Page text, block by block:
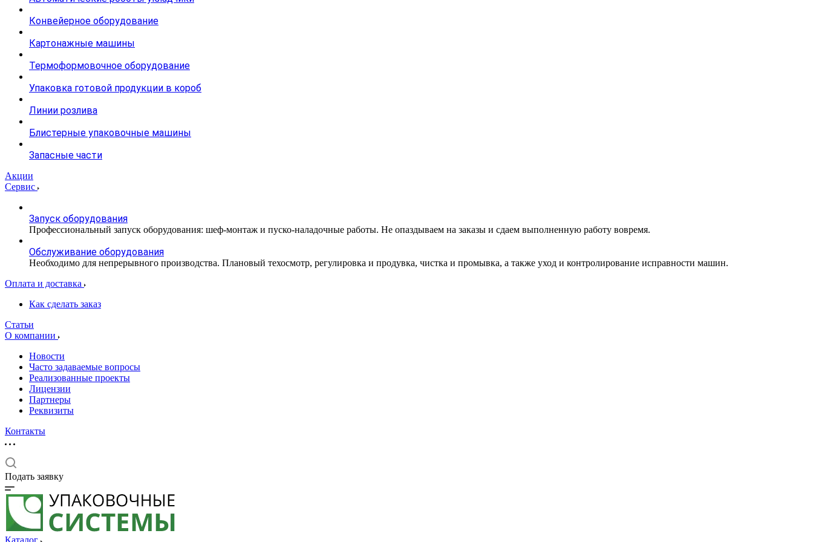
Конвейерное оборудование
Картонажные машины
Термоформовочное оборудование
Упаковка готовой продукции в короб
Линии розлива
Блистерные упаковочные машины
Запасные части
Акции
Сервис
Запуск оборудования
Профессиональный запуск оборудования: шеф-монтаж и пуско-наладочные работы. Не опаздываем на заказы и сдаем выполненную работу вовремя.
Обслуживание оборудования
Необходимо для непрерывного производства. Плановый техосмотр, регулировка и продувка, чистка и промывка, а также уход и контролирование исправности машин.
Оплата и доставка
Как сделать заказ
Статьи
О компании
Новости
Часто задаваемые вопросы
Реализованные проекты
Лицензии
Партнеры
Реквизиты
Контакты
Подать заявку
Каталог